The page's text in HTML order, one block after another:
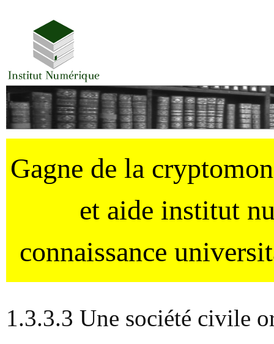
Gagne de la
et aide institut
connaissance
1.3.3.3 Une société civile